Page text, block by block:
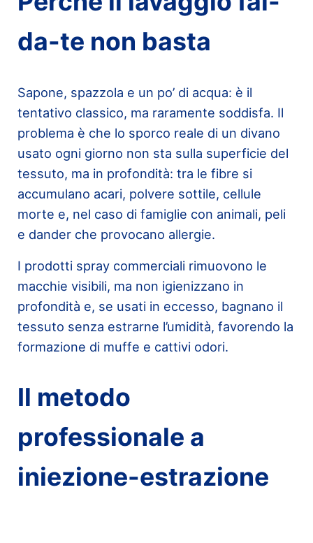
da-te non basta
Sapone, spazzola e un po’ di acqua: è il
tentativo classico, ma raramente soddisfa. Il
problema è che lo sporco reale di un divano
usato ogni giorno non sta sulla superficie del
tessuto, ma in profondità: tra le fibre si
accumulano acari, polvere sottile, cellule
morte e, nel caso di famiglie con animali, peli
e dander che provocano allergie.
I prodotti spray commerciali rimuovono le
macchie visibili, ma non igienizzano in
profondità e, se usati in eccesso, bagnano il
tessuto senza estrarne l’umidità, favorendo la
formazione di muffe e cattivi odori.
Il metodo
professionale a
iniezione-estrazione